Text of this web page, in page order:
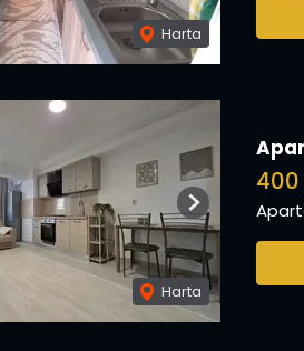
Harta
Harta
Next